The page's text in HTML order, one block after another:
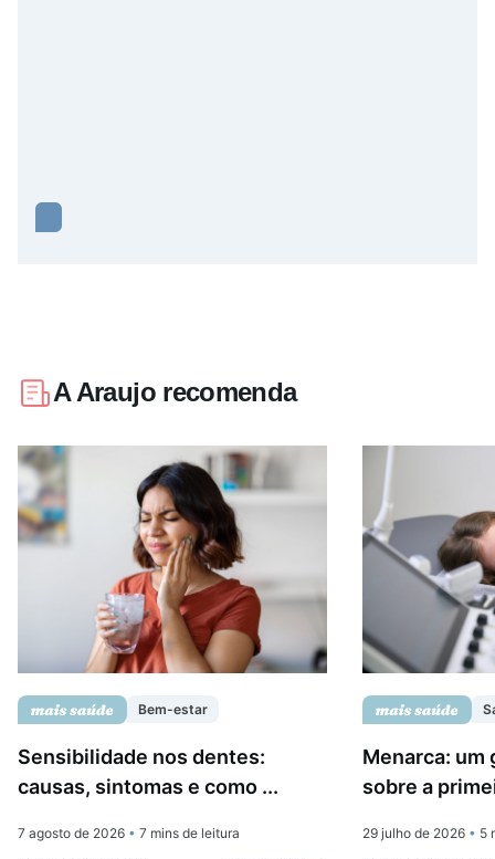
A Araujo recomenda
Bem-estar
Sensibilidade nos dentes:
causas, sintomas e como ...
7 agosto de 2026 • 7 mins de leitura
Menarca: um
sobre a
29 julho de 2026 • 5